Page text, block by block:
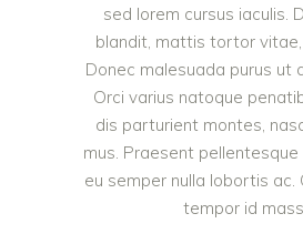
sed lorem cursus iaculis.
blandit, mattis tortor vitae,
Donec malesuada purus ut
Orci varius natoque
dis parturient montes,
mus. Praesent pellentesque
eu semper nulla lobortis ac.
tempor id